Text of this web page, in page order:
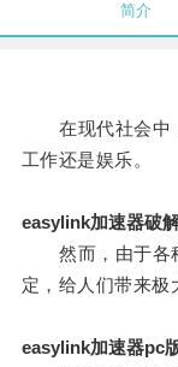
简介
在现代社会中，
工作还是娱乐。
easylink加速器破
然而，由于各种
定，给人们带来极
easylink加速器pc